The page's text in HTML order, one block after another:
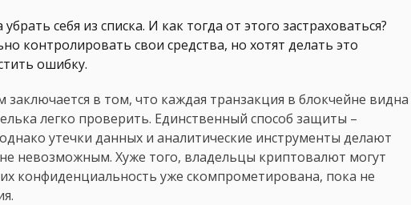
себя из списка. И как тогда от этого застраховаться?
контролировать свои средства, но хотят делать это
ошибку.
в том, что каждая транзакция в блокчейне видна
легко проверить. Единственный способ защиты –
утечки данных и аналитические инструменты делают
невозможным. Хуже того, владельцы криптовалют могут
конфиденциальность уже скомпрометирована, пока не